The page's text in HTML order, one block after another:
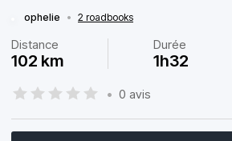
ophelie • 2 roadbooks
Distance
102 km
Durée
1h32
• 0 avis